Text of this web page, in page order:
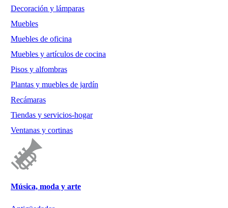
Decoración y lámparas
Muebles
Muebles de oficina
Muebles y artículos de cocina
Pisos y alfombras
Plantas y muebles de jardín
Recámaras
Tiendas y servicios-hogar
Ventanas y cortinas
Música, moda y arte